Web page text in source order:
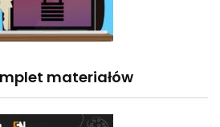
materiałów